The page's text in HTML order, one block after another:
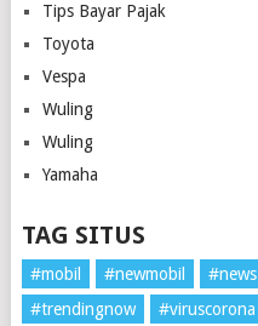
Tips Bayar Pajak
Toyota
Vespa
Wuling
Wuling
Yamaha
TAG SITUS
#mobil #newmobil #news
#trendingnow
#viruscorona